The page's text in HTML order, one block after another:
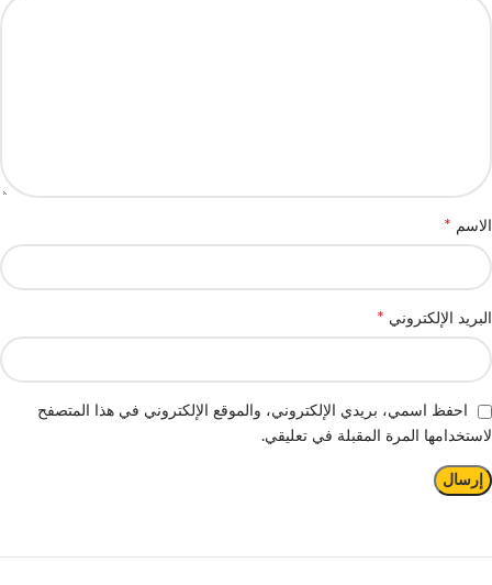
الاسم *
البريد الإلكتروني *
احفظ اسمي، بريدي الإلكتروني، والموقع الإلكتروني في هذا المتصفح
لاستخدامها المرة المقبلة في تعليقي.